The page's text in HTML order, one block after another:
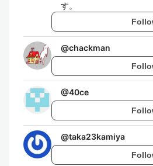
す。
@chackman
@40ce
@taka23kamiya